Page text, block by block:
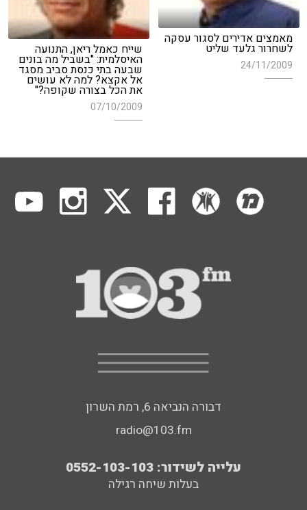
מאמצים אדירים לסגור עסקה
לשחרור גלעד שליט
24/11/2009
שייח כאמל ריאן, התנועה
האיסלמית: "בשביל מה בונים
שבעה בתי כנסת סביב מסגד
אל אקצא? למה לא עושים
את הכל בצורה שקופה?"
07/10/2009
דבורה הנביאה 6, רמת השרון
radio@103.fm
עלייה לשידור: 0552-103-103
בעלות שיחה רגילה